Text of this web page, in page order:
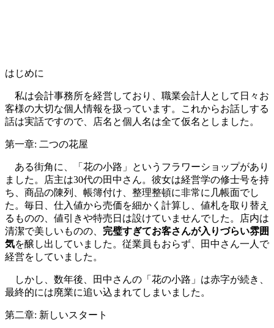
はじめに
私は会計事務所を経営しており、職業会計人として日々お
客様の大切な個人情報を扱っています。これからお話しする
話は実話ですので、店名と個人名は全て仮名としました。
第一章: 二つの花屋
ある街角に、「花の小路」というフラワーショップがあり
ました。店主は30代の田中さん。彼女は経営学の修士号を持
ち、商品の陳列、帳簿付け、整理整頓に非常に几帳面でし
た。毎日、仕入値から売価を細かく計算し、値札を取り替え
るものの、値引きや特売日は設けていませんでした。店内は
清潔で美しいものの、 完璧すぎてお客さんが入りづらい雰囲
気を醸し出していました。従業員もおらず、田中さん一人で
経営をしていました。
しかし、数年後、田中さんの「花の小路」は赤字が続き、
最終的には廃業に追い込まれてしまいました。
第二章: 新しいスタート